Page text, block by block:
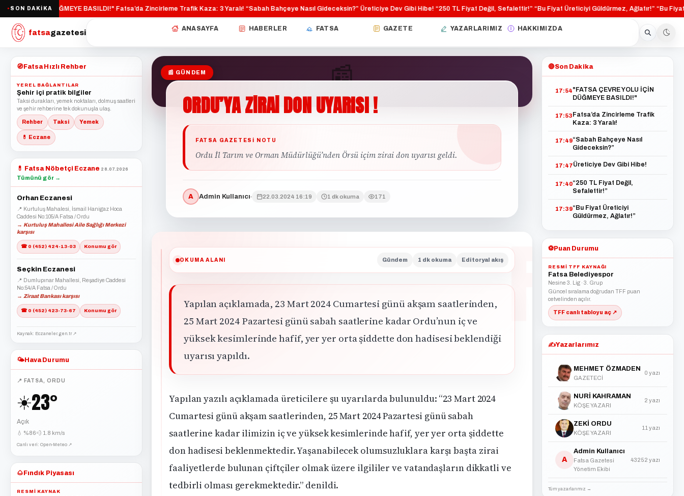
● SON DAKİKA
YOLU İÇİN DÜĞMEYE BASILDI!"·Fatsa’da Zincirleme Trafik Kaza: 3 Yaralı!·“Sabah Bahçeye Nasıl Gideceksin?”·Üreticiye Dev Gibi Hibe!·“250 TL Fiyat Değil, Sefalettir!”·“Bu Fiyat Üreticiyi Güldürmez, Ağlatır!”·“Bu Fiyat
fatsagazetesi ANASAYFA HABERLER FATSA GAZETE YAZARLARIMIZ HAKKIMIZDA
🧭 Fatsa Hızlı Rehber
YEREL BAĞLANTILAR
Şehir içi pratik bilgiler
Taksi durakları, yemek noktaları, dolmuş saatleri
ve şehir rehberine tek dokunuşla ulaş.
Rehber Taksi Yemek
💊 Eczane
💊 Fatsa Nöbetçi Eczane 28.07.2026
Tümünü gör →
Orhan Eczanesi
📍 Kurtuluş Mahalesi, İsmail Hanigaz Hoca
Caddesi No:105/A Fatsa / Ordu
→ Kurtuluş Mahallesi Aile Sağlığı Merkezi
karşısı
☎ 0 (452) 424-13-03 Konumu gör
Seçkin Eczanesi
📍 Dumlupınar Mahallesi, Reşadiye Caddesi
No:54/A Fatsa / Ordu
→ Ziraat Bankası karşısı
☎ 0 (452) 423-73-67 Konumu gör
Kaynak: Eczaneler.gen.tr ↗
🌤️ Hava Durumu
📍 FATSA, ORDU
☀️23°
Açık
💧 %86💨 1.8 km/s
Canlı veri: Open-Meteo ↗
🌰 Fındık Piyasası
RESMI KAYNAK
📰
GÜNDEM
📰 GÜNDEM
ORDU’YAZİRAİDONUYARISI!
FATSA GAZETESI NOTU
Ordu İl Tarım ve Orman Müdürlüğü’nden Örsü içim zirai don uyarısı geldi.
A Admin Kullanıcı 22.03.2024 16:19 1 dk okuma 171
OKUMA ALANI Gündem 1 dk okuma Editoryal akış
Yapılan açıklamada, 23 Mart 2024 Cumartesi günü akşam saatlerinden,
25 Mart 2024 Pazartesi günü sabah saatlerine kadar Ordu’nun iç ve
yüksek kesimlerinde hafif, yer yer orta şiddette don hadisesi beklendiği
uyarısı yapıldı.
Yapılan yazılı açıklamada üreticilere şu uyarılarda bulunuldu: “23 Mart 2024
Cumartesi günü akşam saatlerinden, 25 Mart 2024 Pazartesi günü sabah
saatlerine kadar ilimizin iç ve yüksek kesimlerinde hafif, yer yer orta şiddette
don hadisesi beklenmektedir. Yaşanabilecek olumsuzluklara karşı başta zirai
faaliyetlerde bulunan çiftçiler olmak üzere ilgililer ve vatandaşların dikkatli ve
tedbirli olması gerekmektedir.” denildi.
🔴Son Dakika
17:54"FATSA ÇEVRE YOLU İÇİN
DÜĞMEYE BASILDI!"
17:53 Fatsa’da Zincirleme Trafik
Kaza: 3 Yaralı!
17:49“Sabah Bahçeye Nasıl
Gideceksin?”
17:47Üreticiye Dev Gibi Hibe!
17:40“250 TL Fiyat Değil,
Sefalettir!”
17:39“Bu Fiyat Üreticiyi
Güldürmez, Ağlatır!”
⚽ Puan Durumu
RESMI TFF KAYNAĞI
Fatsa Belediyespor
Nesine 3. Lig · 3. Grup
Güncel sıralama doğrudan TFF puan
cetvelinden açılır.
TFF canlı tabloyu aç ↗
✍️Yazarlarımız
MEHMET ÖZMADEN
GAZETECİ
0 yazı
NURİ KAHRAMAN
KÖŞE YAZARI
2 yazı
ZEKİ ORDU
KÖŞE YAZARI
11 yazı
A
Admin Kullanıcı
Fatsa Gazetesi
Yönetim Ekibi
43252 yazı
Tüm yazarlarımız →